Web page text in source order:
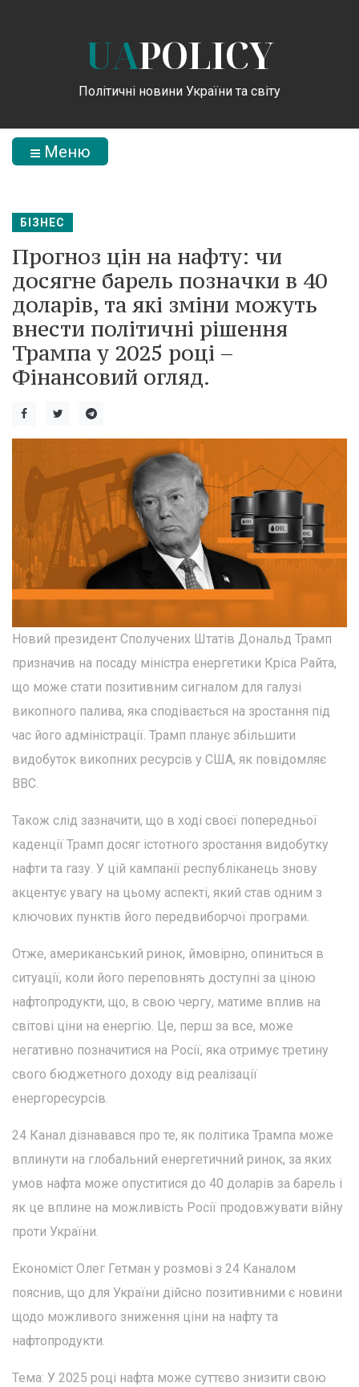
UAPOLICY
Політичні новини України та світу
Меню
БІЗНЕС
Прогноз цін на нафту: чи
досягне барель позначки в 40
доларів, та які зміни можуть
внести політичні рішення
Трампа у 2025 році –
Фінансовий огляд.
Новий президент Сполучених Штатів Дональд Трамп
призначив на посаду міністра енергетики Кріса Райта,
що може стати позитивним сигналом для галузі
викопного палива, яка сподівається на зростання під
час його адміністрації. Трамп планує збільшити
видобуток викопних ресурсів у США, як повідомляє
BBC.
Також слід зазначити, що в ході своєї попередньої
каденції Трамп досяг істотного зростання видобутку
нафти та газу. У цій кампанії республіканець знову
акцентує увагу на цьому аспекті, який став одним з
ключових пунктів його передвиборчої програми.
Отже, американський ринок, ймовірно, опиниться в
ситуації, коли його переповнять доступні за ціною
нафтопродукти, що, в свою чергу, матиме вплив на
світові ціни на енергію. Це, перш за все, може
негативно позначитися на Росії, яка отримує третину
свого бюджетного доходу від реалізації
енергоресурсів.
24 Канал дізнавався про те, як політика Трампа може
вплинути на глобальний енергетичний ринок, за яких
умов нафта може опуститися до 40 доларів за барель і
як це вплине на можливість Росії продовжувати війну
проти України.
Економіст Олег Гетман у розмові з 24 Каналом
пояснив, що для України дійсно позитивними є новини
щодо можливого зниження ціни на нафту та
нафтопродукти.
Тема: У 2025 році нафта може суттєво знизити свою